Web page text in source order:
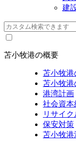
建
苫小牧港の概要
苫小牧港
苫小牧港
港湾計画
社会資本
リサイク
保安対策
苫小牧港